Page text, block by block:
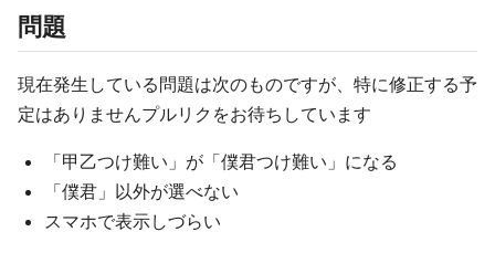
問題
現在発生している問題は次のものですが、特に修正する予
定はありませんプルリクをお待ちしています
「甲乙つけ難い」が「僕君つけ難い」になる
「僕君」以外が選べない
スマホで表示しづらい